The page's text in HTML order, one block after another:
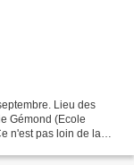
Lieu des
Gémond (Ecole
n'est pas loin de la